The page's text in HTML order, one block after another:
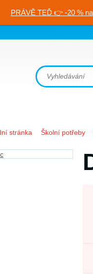
PRÁVĚ TEĎ 👉 -20 %
stránka Školní potřeby